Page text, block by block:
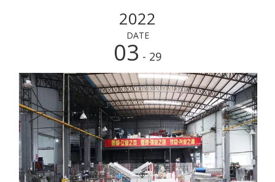
2022
DATE
03 - 29